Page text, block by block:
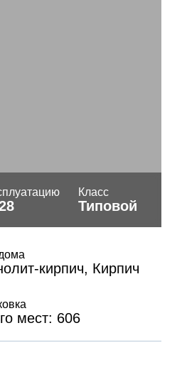
Класс
Типовой
кирпич, Кирпич
мест: 606